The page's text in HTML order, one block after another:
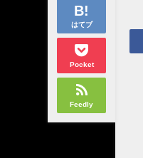
はてブ
Pocket
Feedly